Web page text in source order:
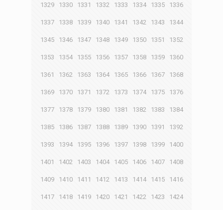
1329 1330 1331 1332 1333 1334 1335 1336
1337 1338 1339 1340 1341 1342 1343 1344
1345 1346 1347 1348 1349 1350 1351 1352
1353 1354 1355 1356 1357 1358 1359 1360
1361 1362 1363 1364 1365 1366 1367 1368
1369 1370 1371 1372 1373 1374 1375 1376
1377 1378 1379 1380 1381 1382 1383 1384
1385 1386 1387 1388 1389 1390 1391 1392
1393 1394 1395 1396 1397 1398 1399 1400
1401 1402 1403 1404 1405 1406 1407 1408
1409 1410 1411 1412 1413 1414 1415 1416
1417 1418 1419 1420 1421 1422 1423 1424